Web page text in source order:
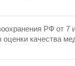
РФ от 7
качества